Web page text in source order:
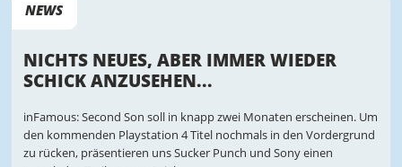
NEWS
NICHTS NEUES, ABER IMMER WIEDER
SCHICK ANZUSEHEN...
inFamous: Second Son soll in knapp zwei Monaten erscheinen. Um
den kommenden Playstation 4 Titel nochmals in den Vordergrund
zu rücken, präsentieren uns Sucker Punch und Sony einen